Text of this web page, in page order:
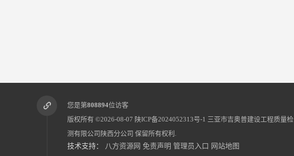
您是第808894位访客
版权所有 ©2026-08-07 陕ICP备2024052313号-1 三亚市吉奥普建设工程质量检
测有限公司陕西分公司 保留所有权利.
技术支持： 八方资源网 免责声明 管理员入口 网站地图